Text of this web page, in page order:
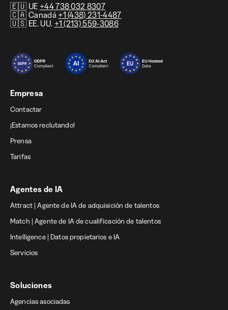
🇪🇺 UE +44 738 032 8307
🇨🇦 Canadá +1 (438) 231-4487
🇺🇸 EE. UU. +1 (213) 559-3086
Empresa
Contactar
¡Estamos reclutando!
Prensa
Tarifas
Agentes de IA
Attract | Agente de IA de adquisición de talentos
Match | Agente de IA de cualificación de talentos
Intelligence | Datos propietarios e IA
Servicios
Soluciones
Agencias asociadas